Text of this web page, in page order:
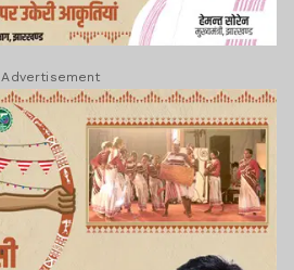
Advertisement